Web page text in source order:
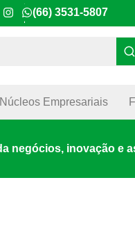
(66) 3531-5807
Núcleos Empresariais
negócios, inovação e